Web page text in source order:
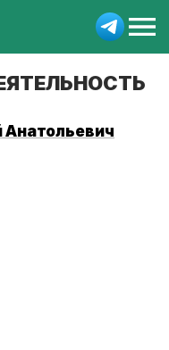
Анатольевич